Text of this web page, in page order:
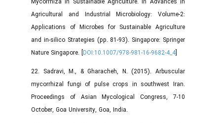
Agricultural and Industrial Microbiology: Volume-2:
Applications of Microbes for Sustainable Agriculture
and in-silico Strategies (pp. 81-93). Singapore: Springer
Nature Singapore. [DOI:10.1007/978-981-16-9682-4_4
22. Sadravi, M., & Gharacheh, N. (2015). Arbuscular
mycorrhizal fungi of pulse crops in southwest Iran.
Proceedings of Asian Mycological Congress, 7-10
October, Goa University, Goa, India.